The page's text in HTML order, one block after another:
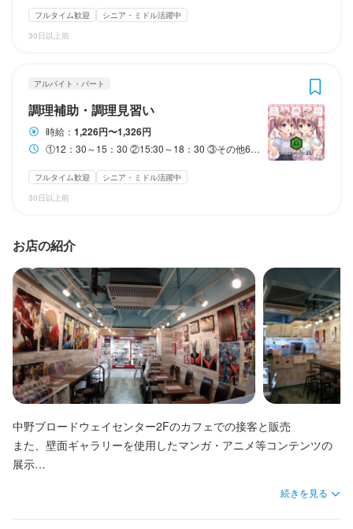
プライバシーポリシー
利用規約
フルタイム歓迎
シニア・ミドル活躍中
30日以上前
アルバイト・パート
調理補助・調理見習い
時給： 1,226円〜1,326円
①12：30～15：30 ②15:30～18：30 ③その他6時間未満の勤務 ※土日1日以上の勤務を必須、基本曜日固定制、週2日以上～OK） ※短時間希望者向けの専用求人です※ ※特別営業日などは、希望に応じて前後に追加シフトも可能／個別にご相談しています 【日曜日ご勤務の方：積極的に募集中！】
フルタイム歓迎
シニア・ミドル活躍中
30日以上前
お店の紹介
中野ブロードウェイセンター2Fのカフェでの接客と販売
また、壁面ギャラリーを使用したマンガ・アニメ等コンテンツの
展示
主な業務（ドリンク・ソフトクリーム・ケーキなどの軽食の提
供、簡易調理器の使用、 レジ打ち、電話応対、食器洗い、店内清
続きを見る
研修期間
●研修期間100時間：時給1,226円
（能力値において前倒しの場合有/ただし、研修時間満了時に能力
値が満たない場合は就業の継続の意思の確認の為の面談あり）
給与補足
飲食店スキル（キッチンスキル／ホールスキル）以外に、キャラ
クターデザインやillustrator／Photoshopの能力・経験等を考慮の
収入例
時給1,226円、週2日、1日6時間勤務
月々約8万円の収入（※週3日勤務／月4週間換算で計算した目安金
額）
勤務時間
12：30～18：30（土日1日以上の勤務を必須、基本曜日固定制、
週2日以上～OK）
※特別営業日などは、希望に応じて前後に追加シフトも可能／個別
にご相談しています
【日曜日ご勤務の方：積極的に募集中！】
残業月20時間以下
固定シフト制(決まった時間・曜日に働ける)
研修期間
●研修期間100時間：時給1,226円
（能力値において前倒しの場合有/ただし、研修時間満了時に能力
値が満たない場合は就業の継続の意思の確認の為の面談あり）
給与補足
飲食店スキル（キッチンスキル／ホールスキル）以外に、キャラ
クターデザインやillustrator／Photoshopの能力・経験等を考慮の
収入例
時給1,226円、［週2日、1日【3時間】勤務］
※短時間希望者向けの専用求人です※
月々【約4万円】の収入（※週3日勤務／月4週間換算で計算した目
安金額）
勤務時間
①12：30～15：30
②15:30～18：30
③その他6時間未満の勤務
※土日1日以上の勤務を必須、基本曜日固定制、週2日以上～OK）
※短時間希望者向けの専用求人です※
※特別営業日などは、希望に応じて前後に追加シフトも可能／個別